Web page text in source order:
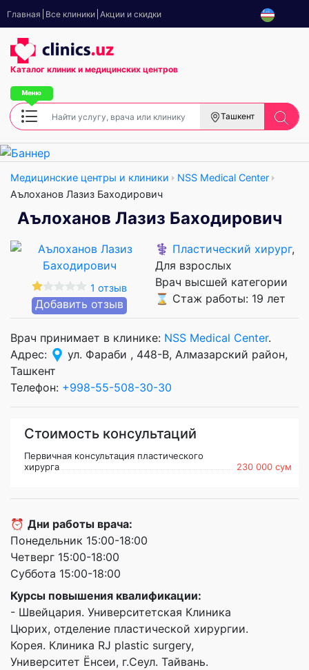
Главная Все клиники Акции и скидки
Каталог клиник и медицинских центров
Ташкент
Медицинские центры и клиники
NSS Medical Center
Аълоханов Лазиз Баходирович
Аълоханов Лазиз Баходирович
1 отзыв
Добавить отзыв
⚕️ Пластический хирург,
Для взрослых
Врач высшей категории
⌛ Стаж работы: 19 лет
Врач принимает в клинике: NSS Medical Center.
Адрес:
ул. Фараби , 448-B, Алмазарский район,
Ташкент
Телефон: +998-55-508-30-30
Стоимость консультаций
Первичная консультация пластического
хирурга
230 000 сум
⏰ Дни работы врача:
Понедельник 15:00-18:00
Четверг 15:00-18:00
Суббота 15:00-18:00
Курсы повышения квалификации:
- Швейцария. Университетская Клиника
Цюрих, отделение пластической хирургии.
Корея. Клиника RJ plastic surgery,
Университет Ёнсеи, г.Сеул. Тайвань.